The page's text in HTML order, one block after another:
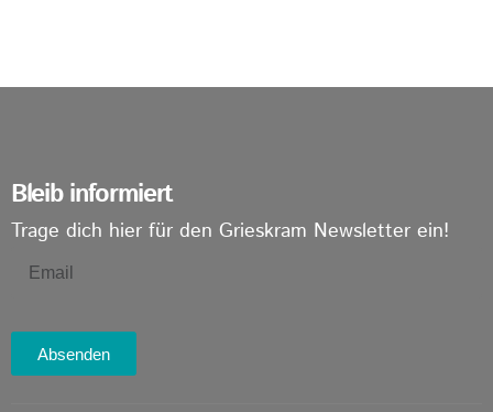
Bleib informiert
Trage dich hier für den Grieskram Newsletter ein!
Absenden